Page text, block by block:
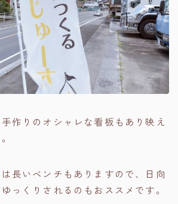
作りのオシャレな看板もあり映え
長いベンチもありますので、日向
っくりされるのもおススメです。